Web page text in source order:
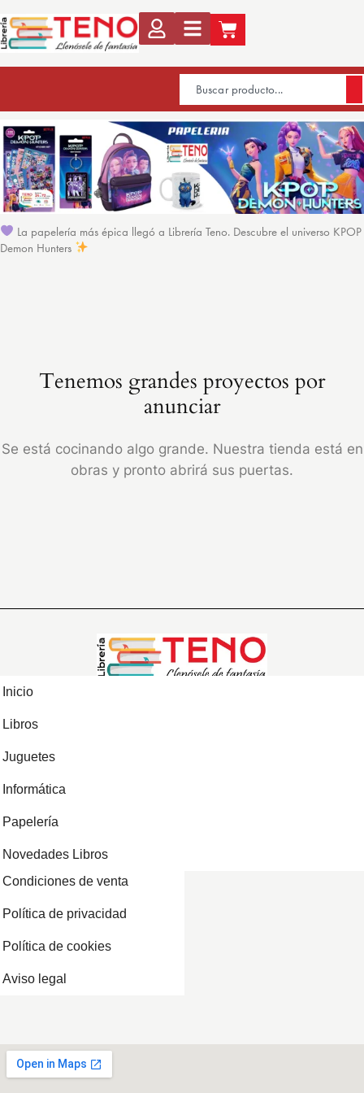
La papelería más épica llegó a Librería Teno. Descubre el universo KPOP
Demon Hunters
Tenemos grandes proyectos por
anunciar
Se está cocinando algo grande. Nuestra tienda está en
obras y pronto abrirá sus puertas.
Inicio
Libros
Juguetes
Informática
Papelería
Novedades Libros
Condiciones de venta
Política de privacidad
Política de cookies
Aviso legal